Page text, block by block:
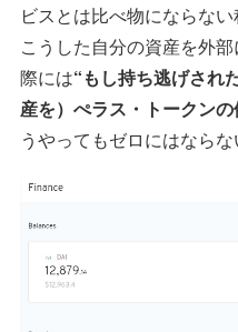
ビスとは比べ物にならな
こうした自分の資産を外
際には“もし持ち逃げされ
産を）ぺラス・トークン
うやってもゼロにはならな